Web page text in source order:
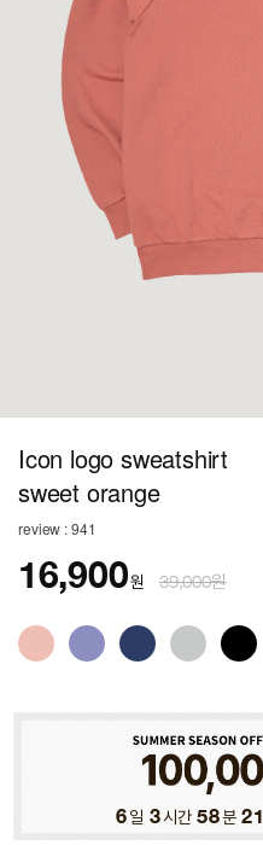
Icon logo sweatshirt
sweet orange
review : 941
16,900원 39,000원
6일 3시간 58분 19